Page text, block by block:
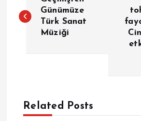
a
e
Günümüze
Türk Sanat
Müziği
Related Posts